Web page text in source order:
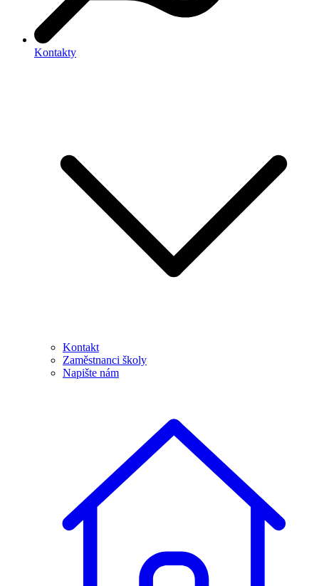
Kontakty
Kontakt
Zaměstnanci školy
Napište nám